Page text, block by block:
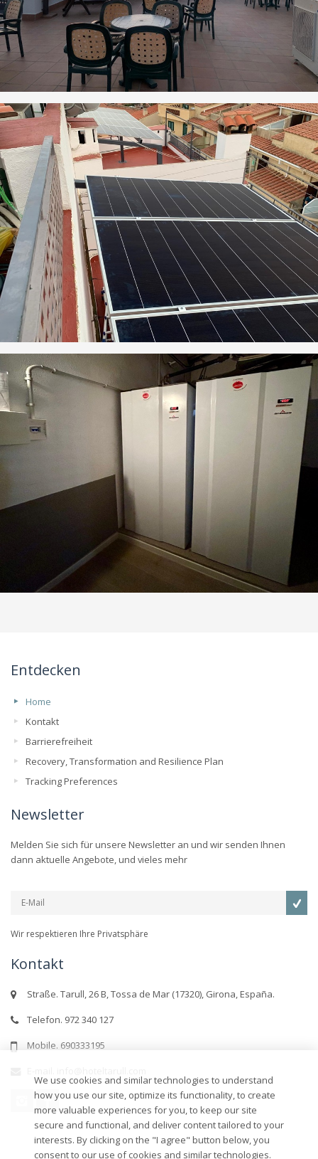
Entdecken
Home
Kontakt
Barrierefreiheit
Recovery, Transformation and Resilience Plan
Tracking Preferences
Newsletter
Melden Sie sich für unsere Newsletter an und wir senden Ihnen
dann aktuelle Angebote, und vieles mehr
Wir respektieren Ihre Privatsphäre
Kontakt
Straße. Tarull, 26 B, Tossa de Mar (17320), Girona, España.
Telefon. 972 340 127
Mobile. 690333195
We use cookies and similar technologies to understand
how you use our site, optimize its functionality, to create
more valuable experiences for you, to keep our site
secure and functional, and deliver content tailored to your
interests. By clicking on the "I agree" button below, you
consent to our use of cookies and similar technologies.